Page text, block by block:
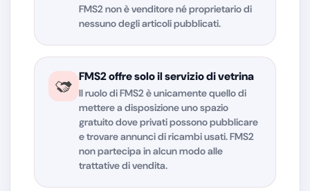
FMS2 non è venditore né proprietario di
nessuno degli articoli pubblicati.
FMS2 offre solo il servizio di vetrina
Il ruolo di FMS2 è unicamente quello di
mettere a disposizione uno spazio
gratuito dove privati possono pubblicare
e trovare annunci di ricambi usati. FMS2
non partecipa in alcun modo alle
trattative di vendita.